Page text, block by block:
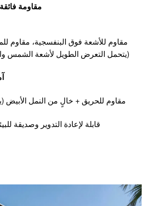
مقاومة
مقاوم للأشعة فوق البنفسجية، مقاوم
(يتحمل التعرض الطويل لأشعة الشمس
مقاوم للحريق + خالٍ من النمل الأبيض
قابلة لإعادة التدوير وصديقة